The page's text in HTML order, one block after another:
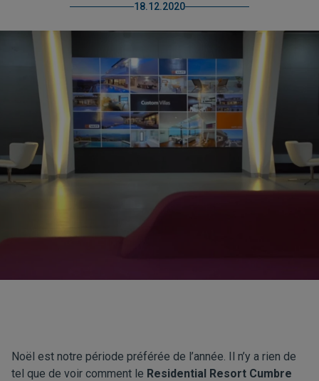
18.12.2020
Noël est notre période préférée de l’année. Il n’y a rien de
tel que de voir comment le Residential Resort Cumbre